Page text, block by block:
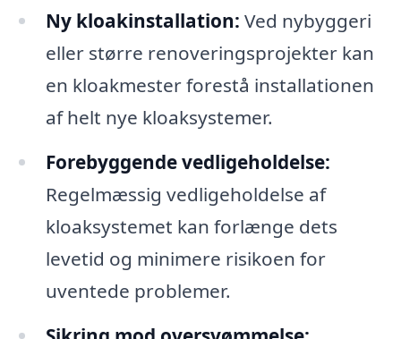
Ny kloakinstallation: Ved nybyggeri
eller større renoveringsprojekter kan
en kloakmester forestå installationen
af helt nye kloaksystemer.
Forebyggende vedligeholdelse:
Regelmæssig vedligeholdelse af
kloaksystemet kan forlænge dets
levetid og minimere risikoen for
uventede problemer.